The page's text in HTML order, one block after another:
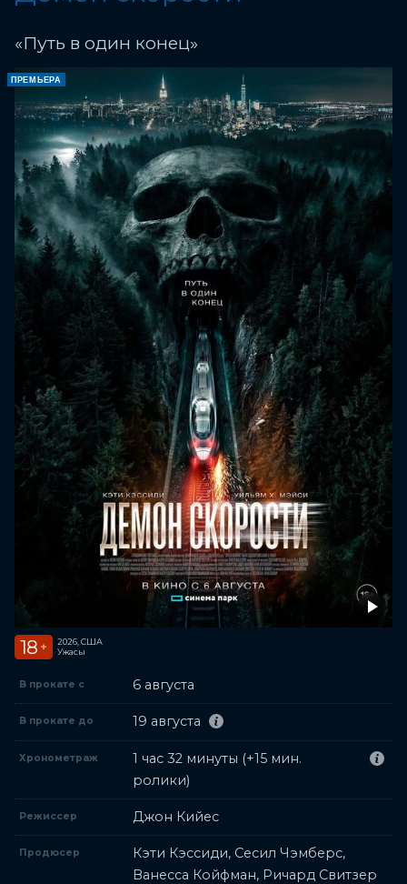
«Путь в один конец»
ПРЕМЬЕРА
18 +
2026, США
Ужасы
В прокате с 6 августа
В прокате до 19 августа
Хронометраж
1 час 32 минуты (+15 мин.
ролики)
Режиссер Джон Кийес
Продюсер
Кэти Кэссиди, Сесил Чэмберс,
Ванесса Койфман, Ричард Свитзер